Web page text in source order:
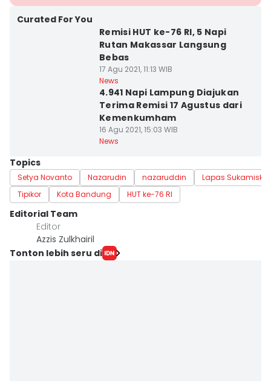
Curated For You
Remisi HUT ke-76 RI, 5 Napi
Rutan Makassar Langsung
Bebas
17 Agu 2021, 11:13 WIB
News
4.941 Napi Lampung Diajukan
Terima Remisi 17 Agustus dari
Kemenkumham
16 Agu 2021, 15:03 WIB
News
Topics
Setya Novanto Nazarudin nazaruddin
Lapas Sukamiskin
Tipikor
Kota Bandung HUT ke-76 RI
Editorial Team
Editor
Azzis Zulkhairil
Tonton lebih seru di